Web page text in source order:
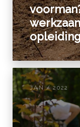
JAN / 2022